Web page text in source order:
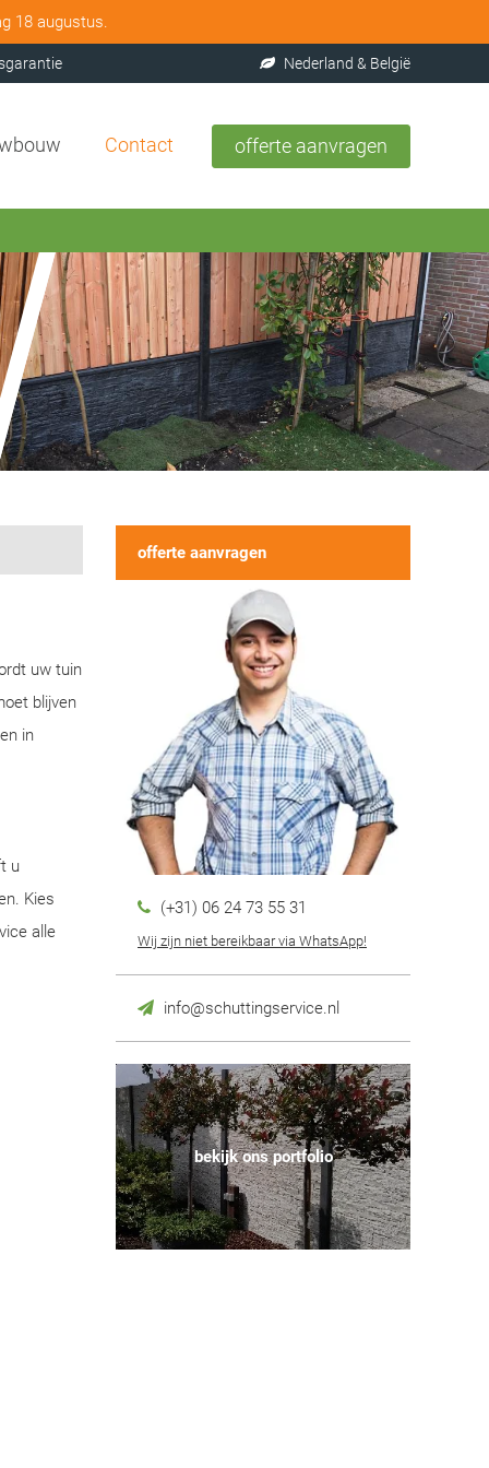
18 augustus.
Nederland & België
Contact offerte aanvragen
uw tuin
blijven
in
u
Kies
alle
offerte aanvragen
(+31) 06 24 73 55 31
Wij zijn niet bereikbaar via WhatsApp!
info@schuttingservice.nl
bekijk ons portfolio